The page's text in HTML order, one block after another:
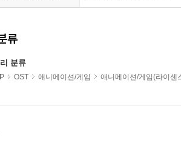
류
분류
OST 애니메이션/게임 애니메이션/게임(라이센